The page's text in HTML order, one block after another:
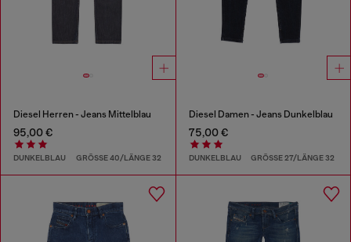
Diesel Herren - Jeans Mittelblau
95,00 €
DUNKELBLAU GRÖSSE 40/LÄNGE 32
Diesel Damen - Jeans Dunkelblau
75,00 €
DUNKELBLAU GRÖSSE 27/LÄNGE 32